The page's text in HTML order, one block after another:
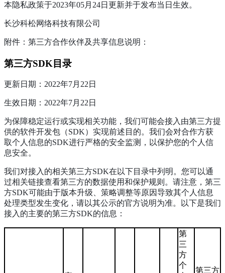
本隐私政策于2023年05月24日更新并于发布当日生效。
长沙科松网络科技有限公司
附件：第三方合作伙伴及共享信息说明：
第三方SDK目录
更新日期：2022年7月22日
生效日期：2022年7月22日
为保障稳定运行或实现相关功能，我们可能会接入由第三方提
供的软件开发包（SDK）实现前述目的。我们会对合作方获
取个人信息的SDK进行严格的安全监测，以保护您的个人信
息安全。
我们对接入的相关第三方SDK在以下目录中列明。您可以通
过相关链接查看第三方的数据使用和保护规则。请注意，第三
方SDK可能由于版本升级、策略调整等原因导致其个人信息
处理类型发生变化，请以其公示的官方说明为准。以下是我们
接入的主要的第三方SDK的信息：
第
三
方
个
第三方